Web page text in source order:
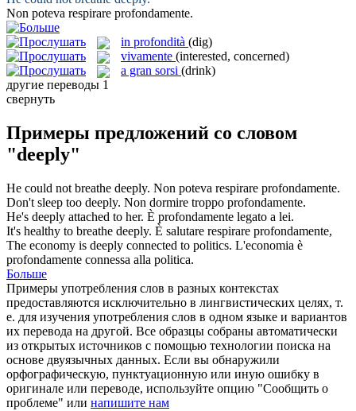
Non poteva respirare profondamente.
in profondità (dig)
vivamente (interested, concerned)
a gran sorsi (drink)
другие переводы 1
свернуть
Примеры предложений со словом
"deeply"
He could not breathe deeply. Non poteva respirare profondamente.
Don't sleep too deeply. Non dormire troppo profondamente.
He's deeply attached to her. È profondamente legato a lei.
It's healthy to breathe deeply. È salutare respirare profondamente,
The economy is deeply connected to politics. L'economia è
profondamente connessa alla politica.
Больше
Примеры употребления слов в разных контекстах
предоставляются исключительно в лингвистических целях, т.
е. для изучения употребления слов в одном языке и вариантов
их перевода на другой. Все образцы собраны автоматически
из открытых источников с помощью технологии поиска на
основе двуязычных данных. Если вы обнаружили
орфографическую, пунктуационную или иную ошибку в
оригинале или переводе, используйте опцию "Сообщить о
проблеме" или напишите нам